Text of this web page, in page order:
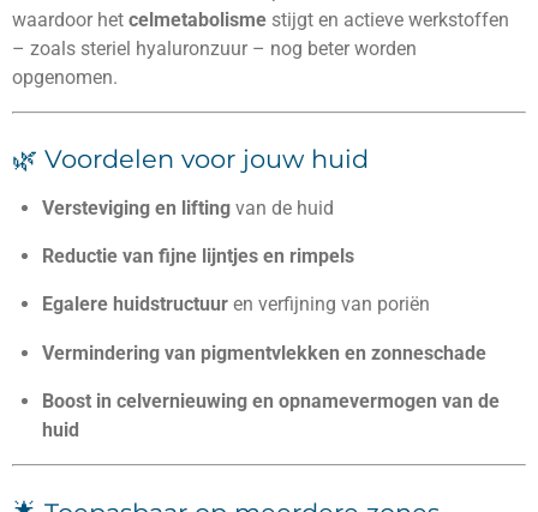
waardoor het celmetabolisme stijgt en actieve werkstoffen
– zoals steriel hyaluronzuur – nog beter worden
opgenomen.
🌿 Voordelen voor jouw huid
Versteviging en liftingvan de huid
Reductie van fijne lijntjes en rimpels
Egalere huidstructuuren verfijning van poriën
Vermindering van pigmentvlekken en zonneschade
Boost in celvernieuwing en opnamevermogen van de
huid